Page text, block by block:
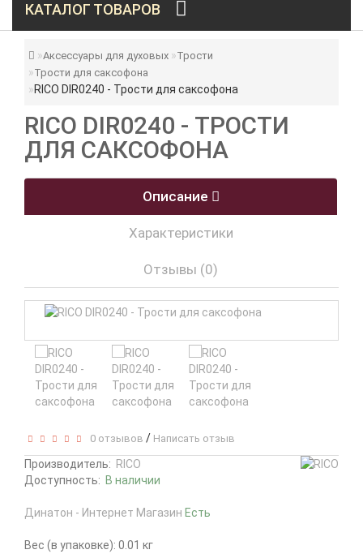
КАТАЛОГ ТОВАРОВ
Аксессуары для духовых
Трости
Трости для саксофона
RICO DIR0240 - Трости для саксофона
RICO DIR0240 - ТРОСТИ
ДЛЯ САКСОФОНА
Описание
Характеристики
Отзывы (0)
0 отзывов / Написать отзыв
Производитель: RICO
Доступность: В наличии
Динатон - Интернет Магазин Есть
Вес (в упаковке): 0.01 кг